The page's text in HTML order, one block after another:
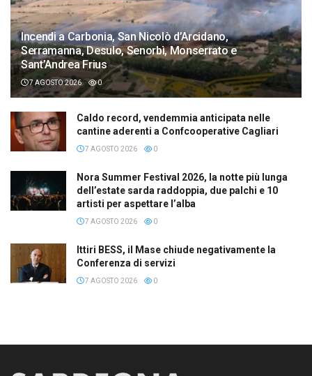
Incendi a Carbonia, San Nicolò d’Arcidano,
Serramanna, Desulo, Senorbì, Monserrato e
Sant’Andrea Frius
7 AGOSTO 2026 0
Caldo record, vendemmia anticipata nelle
cantine aderenti a Confcooperative Cagliari
7 AGOSTO 2026 0
Nora Summer Festival 2026, la notte più lunga
dell’estate sarda raddoppia, due palchi e 10
artisti per aspettare l’alba
7 AGOSTO 2026 0
Ittiri BESS, il Mase chiude negativamente la
Conferenza di servizi
7 AGOSTO 2026 0